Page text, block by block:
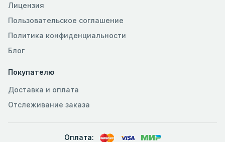
Лицензия
Пользовательское соглашение
Политика конфиденциальности
Блог
Покупателю
Доставка и оплата
Отслеживание заказа
Оплата: